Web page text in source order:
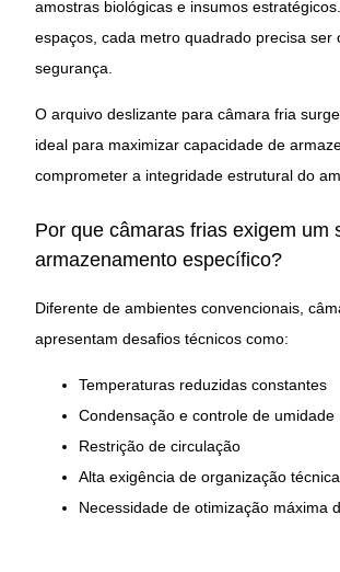
amostras biológicas e insumos
espaços, cada metro quadrado precisa ser
segurança.
O arquivo deslizante para câmara fria
ideal para maximizar capacidade de
comprometer a integridade estrutural do
Por que câmaras frias exigem um
armazenamento específico?
Diferente de ambientes convencionais,
apresentam desafios técnicos como:
Temperaturas reduzidas constantes
Condensação e controle de umidade
Restrição de circulação
Alta exigência de organização técnica
Necessidade de otimização máxima